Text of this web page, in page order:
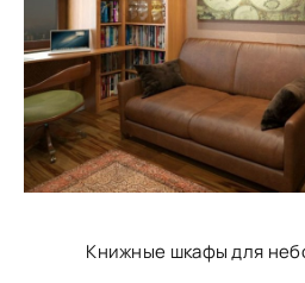
Книжные шкафы для